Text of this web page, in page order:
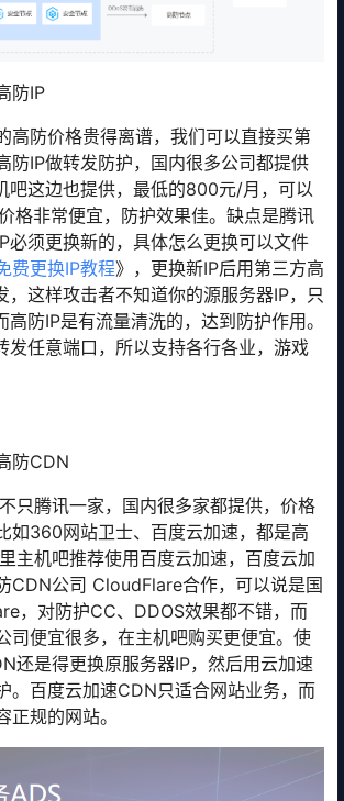
防IP
高防价格贵得离谱，我们可以直接买第
防IP做转发防护，国内很多公司都提供
吧这边也提供，最低的800元/月，可以
格非常便宜，防护效果佳。缺点是腾讯
必须更换新的，具体怎么更换可以文件
费更换IP教程》，更换新IP后用第三方高
，这样攻击者不知道你的源服务器IP，只
高防IP是有流量清洗的，达到防护作用。
发任意端口，所以支持各行各业，游戏
防CDN
只腾讯一家，国内很多家都提供，价格
如360网站卫士、百度云加速，都是高
主机吧推荐使用百度云加速，百度云加
CDN公司 CloudFlare合作，可以说是国
，对防护CC、DDOS效果都不错，而
司便宜很多，在主机吧购买更便宜。使
还是得更换原服务器IP，然后用云加速
。百度云加速CDN只适合网站业务，而
正规的网站。